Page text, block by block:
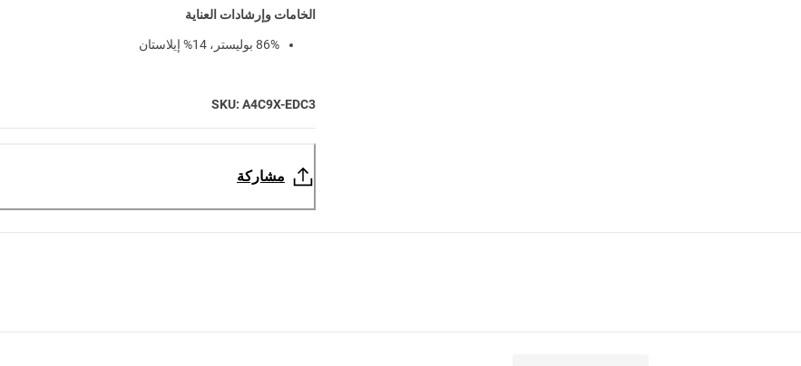
الخامات وإرشادات العناية
86% بوليستر، 14% إيلاستان
SKU: A4C9X-EDC3
مشاركة